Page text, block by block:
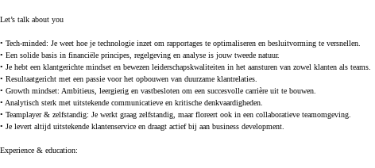
Let’s talk about you
• Tech-minded: Je weet hoe je technologie inzet om rapportages te optimaliseren en besluitvorming te versnellen.
• Een solide basis in financiële principes, regelgeving en analyse is jouw tweede natuur.
• Je hebt een klantgerichte mindset en bewezen leiderschapskwaliteiten in het aansturen van zowel klanten als teams.
• Resultaatgericht met een passie voor het opbouwen van duurzame klantrelaties.
• Growth mindset: Ambitieus, leergierig en vastbesloten om een succesvolle carrière uit te bouwen.
• Analytisch sterk met uitstekende communicatieve en kritische denkvaardigheden.
• Teamplayer & zelfstandig: Je werkt graag zelfstandig, maar floreert ook in een collaboratieve teamomgeving.
• Je levert altijd uitstekende klantenservice en draagt actief bij aan business development.
Experience & education: